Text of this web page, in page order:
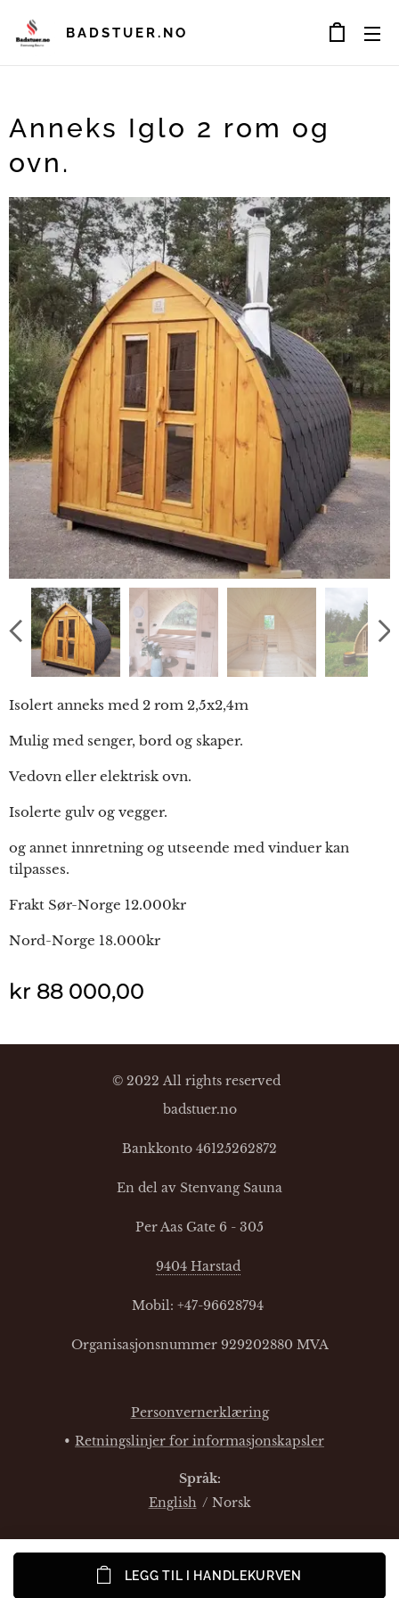
BADSTUER.NO
Anneks Iglo 2 rom og
ovn.
Isolert anneks med 2 rom 2,5x2,4m
Mulig med senger, bord og skaper.
Vedovn eller elektrisk ovn.
Isolerte gulv og vegger.
og annet innretning og utseende med vinduer kan
tilpasses.
Frakt Sør-Norge 12.000kr
Nord-Norge 18.000kr
kr 88 000,00
LEGG TIL I HANDLEKURVEN
© 2022 All rights reserved
badstuer.no
Bankkonto 46125262872
En del av Stenvang Sauna
Per Aas Gate 6 - 305
9404 Harstad
Mobil: +47-96628794
Organisasjonsnummer 929202880 MVA
Personvernerklæring
Retningslinjer for informasjonskapsler
Språk
English
Norsk